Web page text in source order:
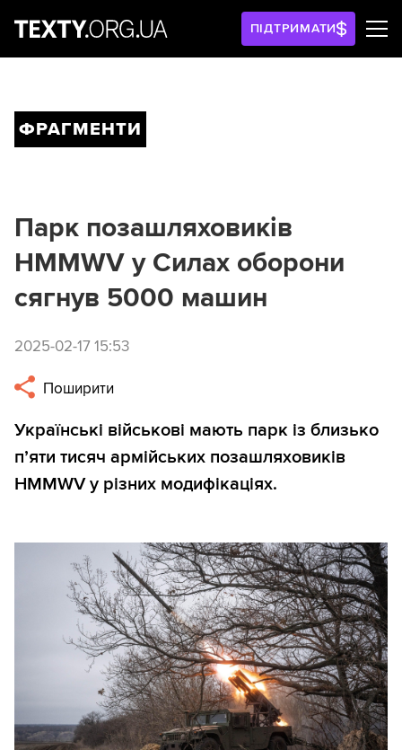
ПІДТРИМАТИ
ФРАГМЕНТИ
Парк позашляховиків
HMMWV у Силах оборони
сягнув 5000 машин
2025-02-17 15:53
Поширити
Українські військові мають парк із близько
п’яти тисяч армійських позашляховиків
HMMWV у різних модифікаціях.